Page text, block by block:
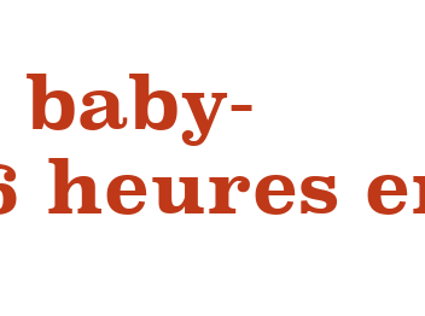
baby-
heures